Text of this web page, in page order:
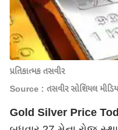
પ્રતિકાત્મક તસવીર
Source : તસવીર સોશિયલ
Gold Silver Price